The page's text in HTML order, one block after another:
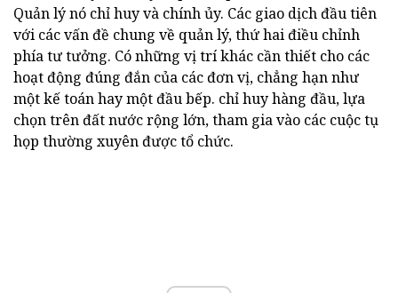
Quản lý nó chỉ huy và chính ủy. Các giao dịch đầu tiên
với các vấn đề chung về quản lý, thứ hai điều chỉnh
phía tư tưởng. Có những vị trí khác cần thiết cho các
hoạt động đúng đắn của các đơn vị, chẳng hạn như
một kế toán hay một đầu bếp. chỉ huy hàng đầu, lựa
chọn trên đất nước rộng lớn, tham gia vào các cuộc tụ
họp thường xuyên được tổ chức.